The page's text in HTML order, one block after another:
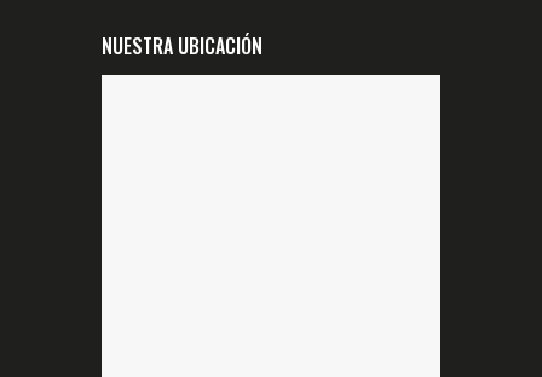
NUESTRA UBICACIÓN